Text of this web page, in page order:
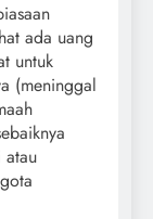
ada uang
untuk
(meninggal
atau